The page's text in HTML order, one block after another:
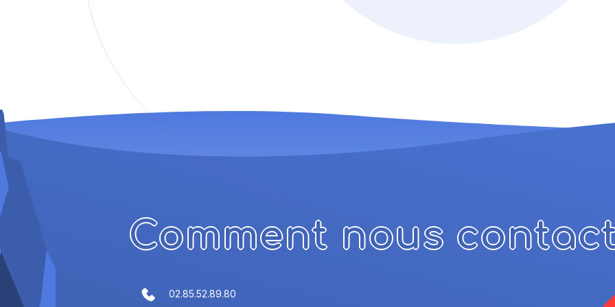
Comment nous
02.85.52.89.80